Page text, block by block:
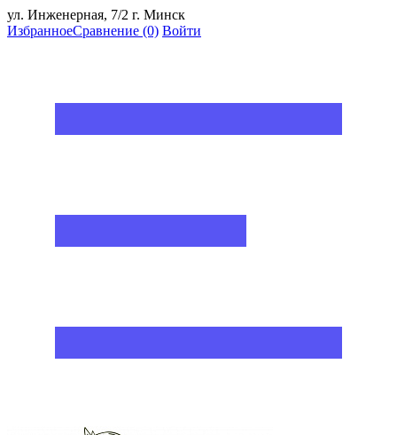
ул. Инженерная, 7/2 г. Минск
ИзбранноеСравнение (0) Войти